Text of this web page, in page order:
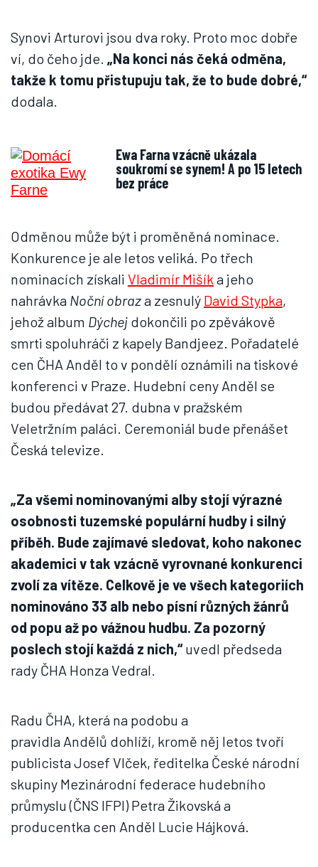
Synovi Arturovi jsou dva roky. Proto moc dobře
ví, do čeho jde. „Na konci nás čeká odměna,
takže k tomu přistupuju tak, že to bude dobré,“
dodala.
Ewa Farna vzácně ukázala
soukromí se synem! A po 15 letech
bez práce
Odměnou může být i proměněná nominace.
Konkurence je ale letos veliká. Po třech
nominacích získali Vladimír Mišík a jeho
nahrávka Noční obraza zesnulý David Stypka,
jehož album Dýchej dokončili po zpěvákově
smrti spoluhráči z kapely Bandjeez. Pořadatelé
cen ČHA Anděl to v pondělí oznámili na tiskové
konferenci v Praze. Hudební ceny Anděl se
budou předávat 27. dubna v pražském
Veletržním paláci. Ceremoniál bude přenášet
Česká televize.
„Za všemi nominovanými alby stojí výrazné
osobnosti tuzemské populární hudby i silný
příběh. Bude zajímavé sledovat, koho nakonec
akademici v tak vzácně vyrovnané konkurenci
zvolí za vítěze. Celkově je ve všech kategoriích
nominováno 33 alb nebo písní různých žánrů
od popu až po vážnou hudbu. Za pozorný
poslech stojí každá z nich,“uvedl předseda
rady ČHA Honza Vedral.
Radu ČHA, která na podobu a
pravidla Andělů dohlíží, kromě něj letos tvoří
publicista Josef Vlček, ředitelka České národní
skupiny Mezinárodní federace hudebního
průmyslu (ČNS IFPI) Petra Žikovská a
producentka cen Anděl Lucie Hájková.